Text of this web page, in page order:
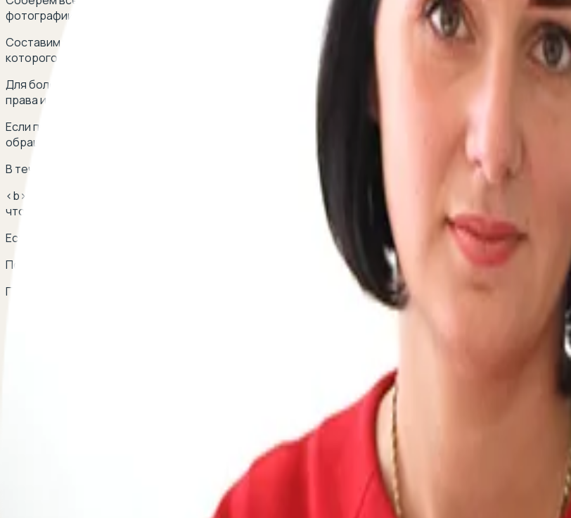
фотографии, видеозаписи, письма, экспертные заключения и т.д. <br> ✔ <b>ГРАМОТНО ОФОРМИМ
Составим письменную претензию продавцу, в которой четко изложим свои претензии и требования
которого ожидаем ответа. <br> ✔ <b>ПОДКЛЮЧИМ ОПЫТНОГО ЮРИСТА:</b>
Для более квалифицированной помощи и грамотного юридического сопровождения возврата
права и защиты потребителей. <br> ✔ <b>УСПЕШНО РАЗРЕШИМ СПОР С ПРОДАВЦОМ:</b>
Если продавец отказывается вернуть автомобиль и компенсировать деньги в рамках досубеного
обращение в органы защиты прав потребителей.
В течение всего процесса будем давать юридически грамотные, понятные советы и консультировать
<b>Важно отметить, что каждый случай может иметь особенности и требовать индивидуального
чтобы получить профессиональные рекомендации, соответствующие вашей ситуации.</b>
Есть вопрос о возврате автомобиля в автосалон? Оставьте свой телефон, перезвоним мгновенно:
По вопросам сотрудничества
Пишите на